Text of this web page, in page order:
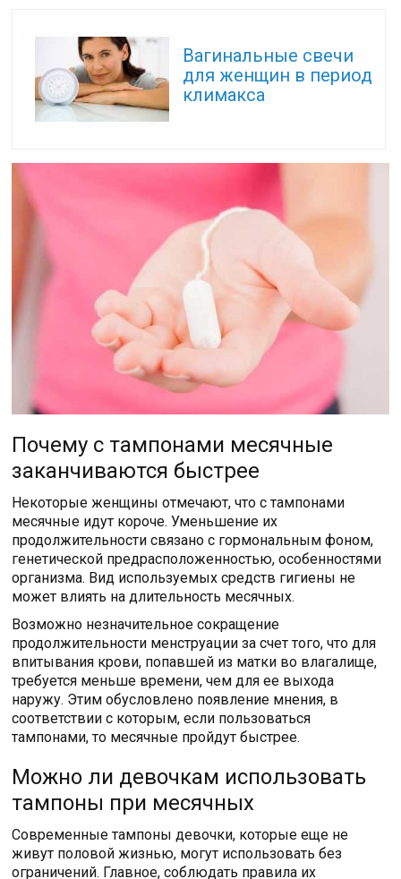
Вагинальные свечи
для женщин в период
климакса
Почему с тампонами месячные
заканчиваются быстрее
Некоторые женщины отмечают, что с тампонами
месячные идут короче. Уменьшение их
продолжительности связано с гормональным фоном,
генетической предрасположенностью, особенностями
организма. Вид используемых средств гигиены не
может влиять на длительность месячных.
Возможно незначительное сокращение
продолжительности менструации за счет того, что для
впитывания крови, попавшей из матки во влагалище,
требуется меньше времени, чем для ее выхода
наружу. Этим обусловлено появление мнения, в
соответствии с которым, если пользоваться
тампонами, то месячные пройдут быстрее.
Можно ли девочкам использовать
тампоны при месячных
Современные тампоны девочки, которые еще не
живут половой жизнью, могут использовать без
ограничений. Главное, соблюдать правила их